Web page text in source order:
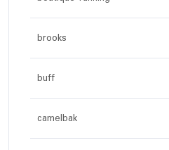
brooks
buff
camelbak